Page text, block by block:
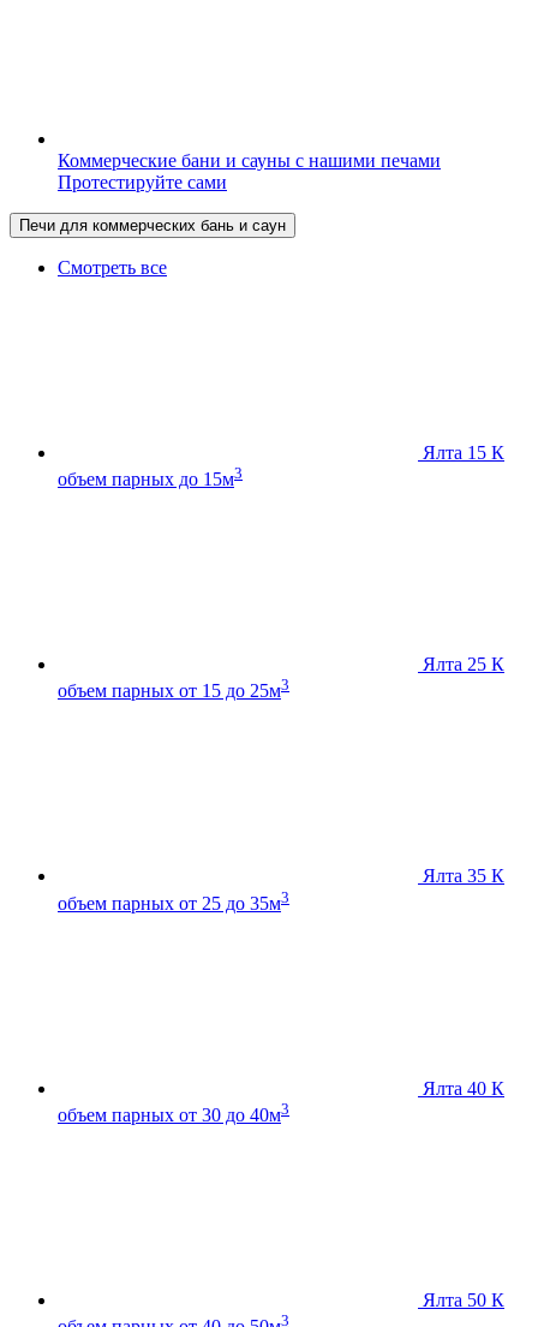
Коммерческие бани и сауны с нашими печами
Протестируйте сами
Печи для коммерческих бань и саун
Смотреть все
Ялта 15 К
объем парных до 15м3
Ялта 25 К
объем парных от 15 до 25м3
Ялта 35 К
объем парных от 25 до 35м3
Ялта 40 К
объем парных от 30 до 40м3
Ялта 50 К
3